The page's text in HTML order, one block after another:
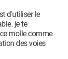
d'utiliser le
je te
molle comme
des voies